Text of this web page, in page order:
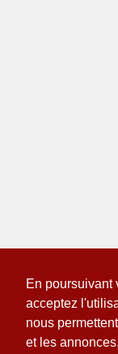
En poursuivant
acceptez
nous
et les